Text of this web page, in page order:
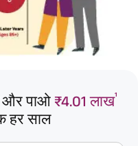
और पाओ₹4.01 लाख¹
हर साल